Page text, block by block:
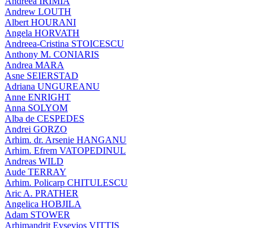
Andrew LOUTH
Albert HOURANI
Angela HORVATH
Andreea-Cristina STOICESCU
Anthony M. CONIARIS
Andrea MARA
Asne SEIERSTAD
Adriana UNGUREANU
Anne ENRIGHT
Anna SOLYOM
Alba de CESPEDES
Andrei GORZO
Arhim. dr. Arsenie HANGANU
Arhim. Efrem VATOPEDINUL
Andreas WILD
Aude TERRAY
Arhim. Policarp CHITULESCU
Aric A. PRATHER
Angelica HOBJILA
Adam STOWER
Arhimandrit Evsevios VITTIS